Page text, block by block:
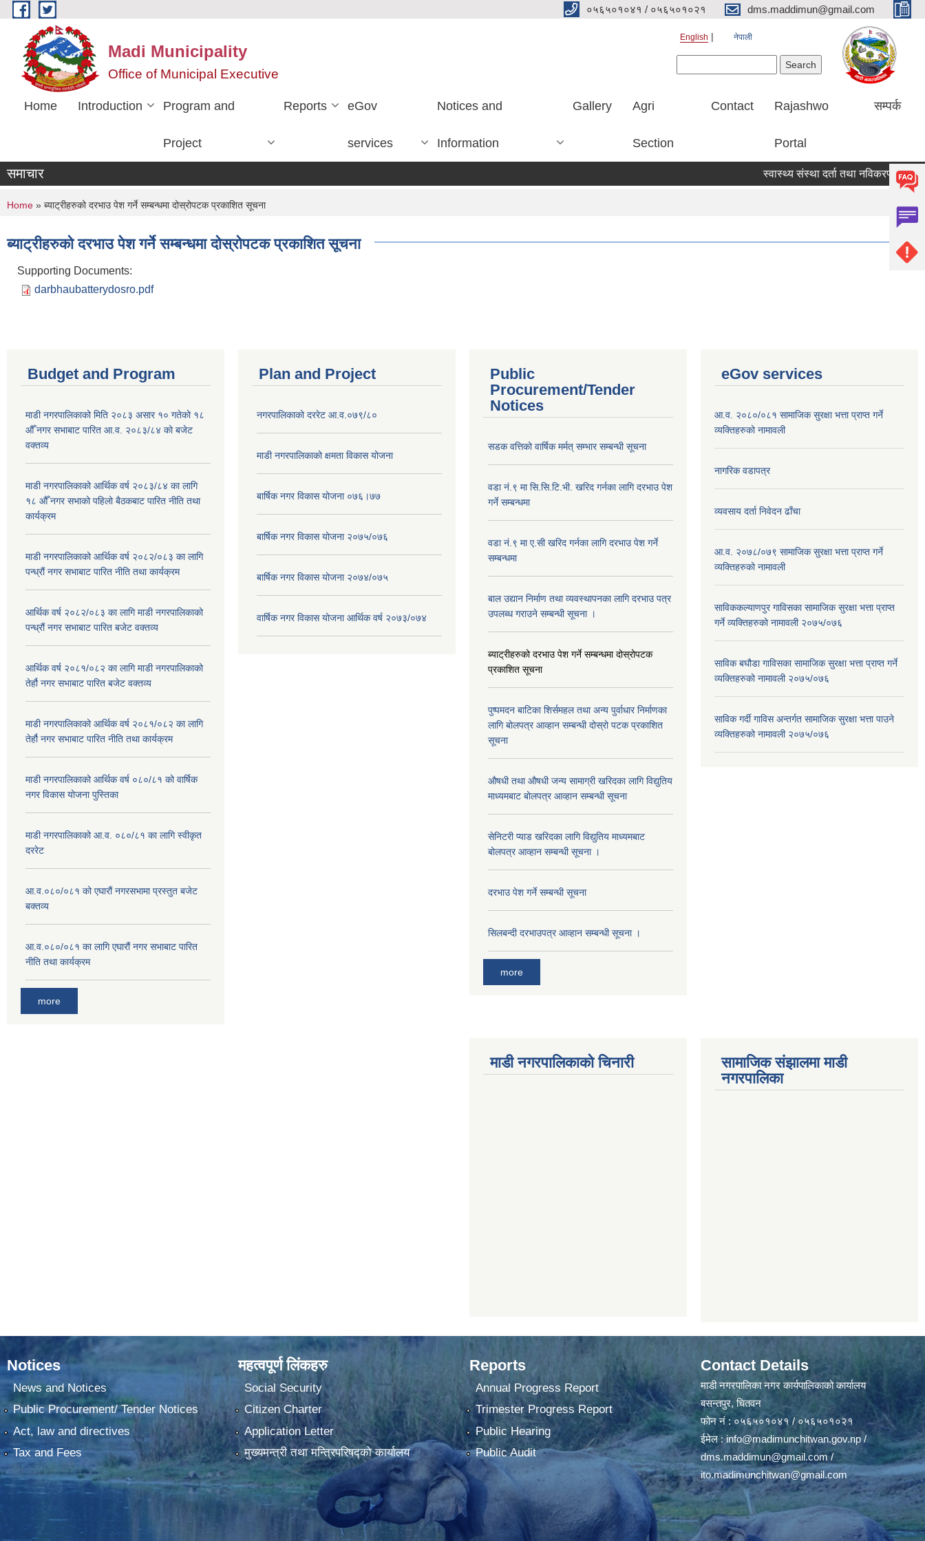
Skip to main content ०५६५०१०४१ / ०५६५०१०२१ dms.maddimun@gmail.com
Madi Municipality
Office of Municipal Executive
English नेपाली
Home Introduction Program and
Project
Reports eGov
services
Notices and
Information
Gallery Agri
Section
Contact Rajashwo
Portal
सम्पर्क
समाचार स्वास्थ्य संस्था दर्ता तथा नविकरण सम्बन्धी
You are here
Home » ब्याट्रीहरुको दरभाउ पेश गर्ने सम्बन्धमा दोस्रोपटक प्रकाशित सूचना
ब्याट्रीहरुको दरभाउ पेश गर्ने सम्बन्धमा दोस्रोपटक प्रकाशित सूचना
Supporting Documents:
darbhaubatterydosro.pdf
Budget and Program
माडी नगरपालिकाको मिति २०८३ असार १० गतेको १८
औँ नगर सभाबाट पारित आ.व. २०८३/८४ को बजेट
वक्तव्य
माडी नगरपालिकाको आर्थिक वर्ष २०८३/८४ का लागि
१८ औँ नगर सभाको पहिलो बैठकबाट पारित नीति तथा
कार्यक्रम
माडी नगरपालिकाको आर्थिक वर्ष २०८२/०८३ का लागि
पन्ध्रौं नगर सभाबाट पारित नीति तथा कार्यक्रम
आर्थिक वर्ष २०८२/०८३ का लागि माडी नगरपालिकाको
पन्ध्रौं नगर सभाबाट पारित बजेट वक्तव्य
आर्थिक वर्ष २०८१/०८२ का लागि माडी नगरपालिकाको
तेर्हौ नगर सभाबाट पारित बजेट वक्तव्य
माडी नगरपालिकाको आर्थिक वर्ष २०८१/०८२ का लागि
तेर्हौ नगर सभाबाट पारित नीति तथा कार्यक्रम
माडी नगरपालिकाको आर्थिक वर्ष ०८०/८१ को वार्षिक
नगर विकास योजना पुस्तिका
माडी नगरपालिकाको आ.व. ०८०/८१ का लागि स्वीकृत
दररेट
आ.व.०८०/०८१ को एघारौं नगरसभामा प्रस्तुत बजेट
बक्तव्य
आ.व.०८०/०८१ का लागि एघारौं नगर सभाबाट पारित
नीति तथा कार्यक्रम
more
Plan and Project
नगरपालिकाको दररेट आ.व.०७९/८०
माडी नगरपालिकाको क्षमता विकास योजना
बार्षिक नगर विकास योजना ०७६।७७
बार्षिक नगर विकास योजना २०७५/०७६
बार्षिक नगर विकास योजना २०७४/०७५
वार्षिक नगर विकास योजना आर्थिक वर्ष २०७३/०७४
Public
Procurement/Tender
Notices
सडक वत्तिको वार्षिक मर्मत् सम्भार सम्बन्धी सूचना
वडा नं.९ मा सि.सि.टि.भी. खरिद गर्नका लागि दरभाउ पेश
गर्ने सम्बन्धमा
वडा नं.९ मा ए.सी खरिद गर्नका लागि दरभाउ पेश गर्ने
सम्बन्धमा
बाल उद्यान निर्माण तथा व्यवस्थापनका लागि दरभाउ पत्र
उपलब्ध गराउने सम्बन्धी सूचना ।
ब्याट्रीहरुको दरभाउ पेश गर्ने सम्बन्धमा दोस्रोपटक
प्रकाशित सूचना
पुष्पमदन बाटिका शिर्समहल तथा अन्य पुर्वाधार निर्माणका
लागि बोलपत्र आव्हान सम्बन्धी दोस्रो पटक प्रकाशित
सूचना
औषधी तथा औषधी जन्य सामाग्री खरिदका लागि विद्युतिय
माध्यमबाट बोलपत्र आव्हान सम्बन्धी सूचना
सेनिटरी प्याड खरिदका लागि विद्युतिय माध्यमबाट
बोलपत्र आव्हान सम्बन्धी सूचना ।
दरभाउ पेश गर्ने सम्बन्धी सूचना
सिलबन्दी दरभाउपत्र आव्हान सम्बन्धी सूचना ।
more
eGov services
आ.व. २०८०/०८१ सामाजिक सुरक्षा भत्ता प्राप्त गर्ने
व्यक्तिहरुको नामावली
नागरिक वडापत्र
व्यवसाय दर्ता निवेदन ढाँचा
आ.व. २०७८/०७९ सामाजिक सुरक्षा भत्ता प्राप्त गर्ने
व्यक्तिहरुको नामावली
साविककल्याणपुर गाविसका सामाजिक सुरक्षा भत्ता प्राप्त
गर्ने व्यक्तिहरुको नामावली २०७५/०७६
साविक बघौडा गाविसका सामाजिक सुरक्षा भत्ता प्राप्त गर्ने
व्यक्तिहरुको नामावली २०७५/०७६
साविक गर्दी गाविस अन्तर्गत सामाजिक सुरक्षा भत्ता पाउने
व्यक्तिहरुको नामावली २०७५/०७६
माडी नगरपालिकाको चिनारी
सामाजिक संझालमा माडी
नगरपालिका
Notices
News and Notices
Public Procurement/ Tender Notices
Act, law and directives
Tax and Fees
महत्वपूर्ण लिंकहरु
Social Security
Citizen Charter
Application Letter
मुख्यमन्त्री तथा मन्त्रिपरिषद्को कार्यालय
Reports
Annual Progress Report
Trimester Progress Report
Public Hearing
Public Audit
Contact Details
माडी नगरपालिका नगर कार्यपालिकाको कार्यालय
बसन्तपुर, चितवन
फोन नं : ०५६५०१०४१ / ०५६५०१०२१
ईमेल :info@madimunchitwan.gov.np /
dms.maddimun@gmail.com/
ito.madimunchitwan@gmail.com